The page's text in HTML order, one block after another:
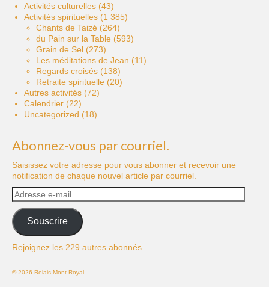
Activités culturelles (43)
Activités spirituelles (1 385)
Chants de Taizé (264)
du Pain sur la Table (593)
Grain de Sel (273)
Les méditations de Jean (11)
Regards croisés (138)
Retraite spirituelle (20)
Autres activités (72)
Calendrier (22)
Uncategorized (18)
Abonnez-vous par courriel.
Saisissez votre adresse pour vous abonner et recevoir une
notification de chaque nouvel article par courriel.
Adresse
e-
mail
Souscrire
Rejoignez les 229 autres abonnés
© 2026 Relais Mont-Royal